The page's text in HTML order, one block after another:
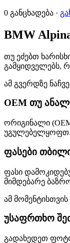
0 განცხადება ·
BMW
თუ ეძებთ
გამყიდველებს,
ამ გვერდზე
OEM თუ
ორიგინალი
უგულებელყოფთ.
ფასები
ფასი
მიმდებარე
ამ
უსაფრთხო
გადახედეთ